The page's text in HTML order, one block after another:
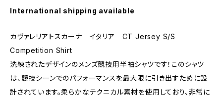
International shipping available
カヴァレリアトスカーナ イタリア CT Jersey S/S
Competition Shirt
洗練されたデザインのメンズ競技用半袖シャツです！このシャツ
は、競技シーンでのパフォーマンスを最大限に引き出すために設
計されています。柔らかなテクニカル素材を使用しており、非常に